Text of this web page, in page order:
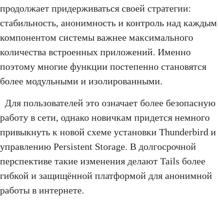
продолжает придерживаться своей стратегии:
стабильность, анонимность и контроль над каждым
компонентом системы важнее максимального
количества встроенных приложений. Именно
поэтому многие функции постепенно становятся
более модульными и изолированными.
Для пользователей это означает более безопасную
работу в сети, однако новичкам придется немного
привыкнуть к новой схеме установки Thunderbird и
управлению Persistent Storage. В долгосрочной
перспективе такие изменения делают Tails более
гибкой и защищённой платформой для анонимной
работы в интернете.